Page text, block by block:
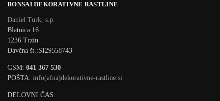
BONSAI DEKORATIVNE RASTLINE
Daniel Turk, s.p.
Blatnica 16
1236 Trzin
Davčna št.:SI29558743
GSM: 041 367 530
POŠTA: info(afna)dekorativne-rastline.si
DELOVNI ČAS: